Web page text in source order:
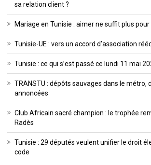
sa relation client ?
Mariage en Tunisie : aimer ne suffit plus pour
Tunisie-UE : vers un accord d’association
Tunisie : ce qui s’est passé ce lundi 11 mai
TRANSTU : dépôts sauvages dans le métro,
annoncées
Club Africain sacré champion : le trophée
Radès
Tunisie : 29 députés veulent unifier le droit
code